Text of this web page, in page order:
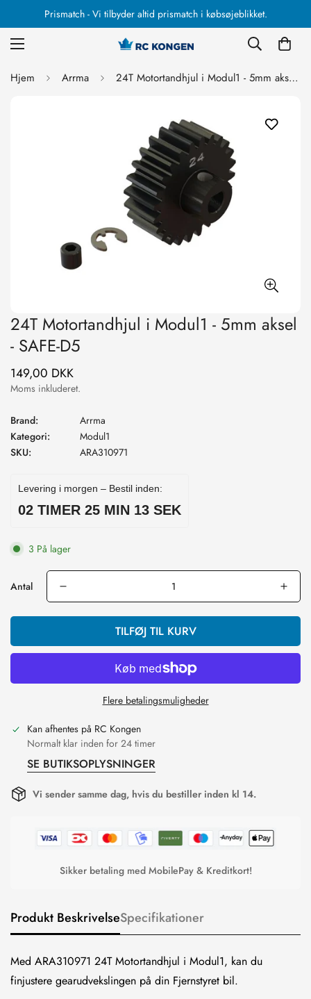
Prismatch - Vi tilbyder altid prismatch i købsøjeblikket.
Hjem Arrma 24T Motortandhjul i Modul1 - 5mm aksel - SAFE-D5
24T Motortandhjul i Modul1 - 5mm aksel
- SAFE-D5
Normal
pris
149,00 DKK
Moms inkluderet.
Brand:
Arrma
Kategori:
Modul1
SKU:
ARA310971
Levering i morgen – Bestil inden:
02 TIMER 25 MIN 13 SEK
3 På lager
Antal
TILFØJ TIL KURV
Flere betalingsmuligheder
Kan afhentes på RC Kongen
Normalt klar inden for 24 timer
SE BUTIKSOPLYSNINGER
Vi sender samme dag, hvis du bestiller inden kl 14.
Sikker betaling med MobilePay & Kreditkort!
Produkt BeskrivelseSpecifikationer
Med ARA310971 24T Motortandhjul i Modul1, kan du
finjustere gearudvekslingen på din Fjernstyret bil.